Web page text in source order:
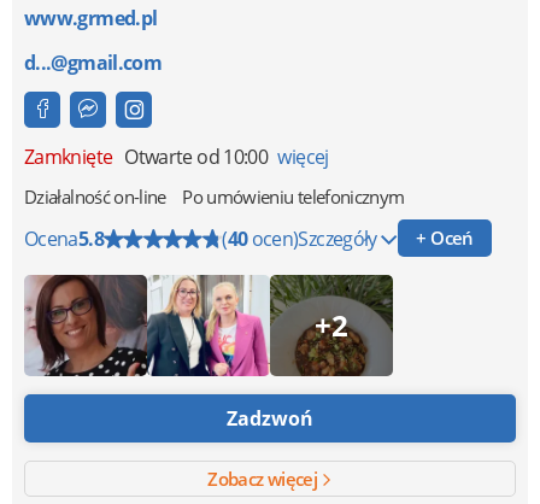
www.grmed.pl
d...@gmail.com
Zamknięte Otwarte od 10:00 więcej
Działalność on-line Po umówieniu telefonicznym
Ocena5.8 (40ocen)Szczegóły + Oceń
+2
Zadzwoń
Zobacz więcej